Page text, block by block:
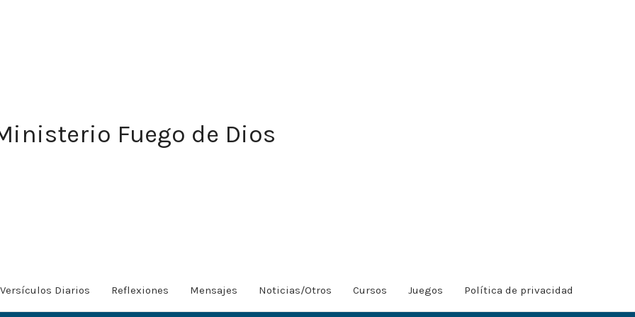
Fuego de Dios
Versículos Diarios Reflexiones Mensajes Noticias/Otros Cursos Juegos Política de privacidad